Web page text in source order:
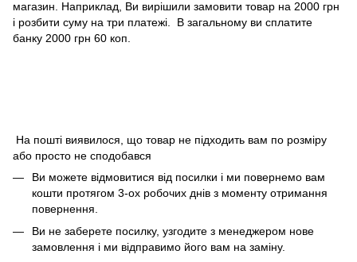
магазин. Наприклад, Ви вирішили замовити товар на 2000 грн
і розбити суму на три платежі. В загальному ви сплатите
банку 2000 грн 60 коп.
На пошті виявилося, що товар не підходить вам по розміру
або просто не сподобався
Ви можете відмовитися від посилки і ми повернемо вам
кошти протягом 3-ох робочих днів з моменту отримання
повернення.
Ви не заберете посилку, узгодите з менеджером нове
замовлення і ми відправимо його вам на заміну.